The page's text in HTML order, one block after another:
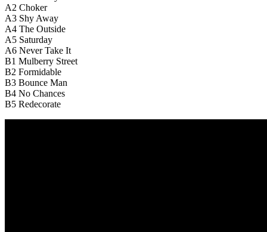
A2 Choker
A3 Shy Away
A4 The Outside
A5 Saturday
A6 Never Take It
B1 Mulberry Street
B2 Formidable
B3 Bounce Man
B4 No Chances
B5 Redecorate